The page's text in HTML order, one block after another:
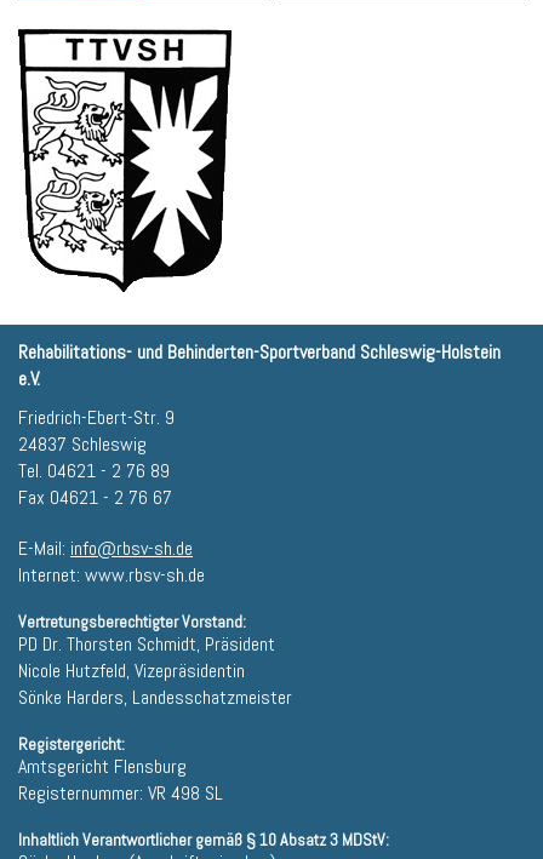
Rehabilitations- und Behinderten-Sportverband Schleswig-Holstein
e.V.
Friedrich-Ebert-Str. 9
24837 Schleswig
Tel. 04621 - 2 76 89
Fax 04621 - 2 76 67
E-Mail: info@rbsv-sh.de
Internet: www.rbsv-sh.de
Vertretungsberechtigter Vorstand:
PD Dr. Thorsten Schmidt, Präsident
Nicole Hutzfeld, Vizepräsidentin
Sönke Harders, Landesschatzmeister
Registergericht:
Amtsgericht Flensburg
Registernummer: VR 498 SL
Inhaltlich Verantwortlicher gemäß § 10 Absatz 3 MDStV: